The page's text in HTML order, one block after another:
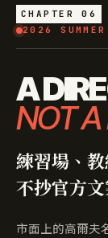
CHAPTER 06
2026
A
NOT A
練習場、
不抄官方
市面上的高爾夫